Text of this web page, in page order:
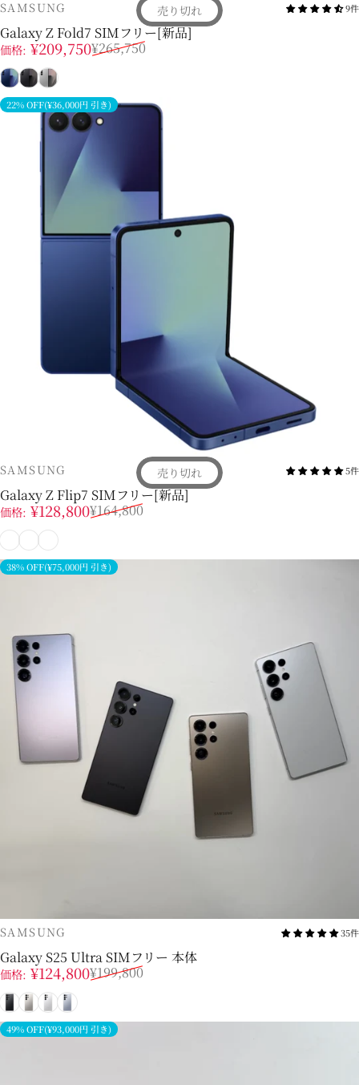
売り切れ
SAMSUNG 9件
Galaxy Z Fold7 SIMフリー[新品]
販売価格
価格: ¥209,750
通常価格 ¥265,750
ブルー シャドウ
ジェットブラック
シルバー シャドウ
22% OFF(¥36,000円 引き)
売り切れ
販売業者
SAMSUNG 5件
Galaxy Z Flip7 SIMフリー[新品]
販売価格
価格: ¥128,800
通常価格 ¥164,800
ブルー シャドウ
ジェットブラック
コーラルレッド
38% OFF(¥75,000円 引き)
販売業者
SAMSUNG 35件
Galaxy S25 Ultra SIMフリー 本体
販売価格
価格: ¥124,800
通常価格 ¥199,800
ブラック
グレー
ホワイトシルバー
シルバーブルー
49% OFF(¥93,000円 引き)